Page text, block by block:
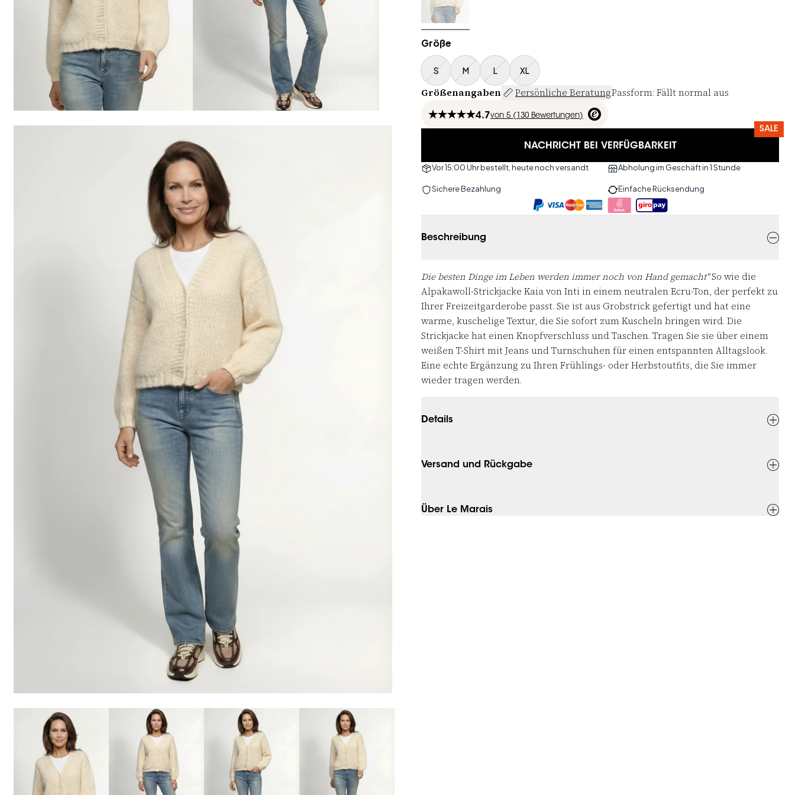
Größe
S M L XL
Größenangaben Persönliche BeratungPassform: Fällt normal aus
4.7von 5 ( 130 Bewertungen)
NACHRICHT BEI VERFÜGBARKEIT
SALE
Vor 15:00 Uhr bestellt, heute noch versandt Abholung im Geschäft in 1 Stunde
Sichere Bezahlung Einfache Rücksendung
Beschreibung
Die besten Dinge im Leben werden immer noch von Hand gemacht"So wie die
Alpakawoll-Strickjacke Kaia von Inti in einem neutralen Ecru-Ton, der perfekt zu
Ihrer Freizeitgarderobe passt. Sie ist aus Grobstrick gefertigt und hat eine
warme, kuschelige Textur, die Sie sofort zum Kuscheln bringen wird. Die
Strickjacke hat einen Knopfverschluss und Taschen. Tragen Sie sie über einem
weißen T-Shirt mit Jeans und Turnschuhen für einen entspannten Alltagslook.
Eine echte Ergänzung zu Ihren Frühlings- oder Herbstoutfits, die Sie immer
wieder tragen werden.
Details
Versand und Rückgabe
Über Le Marais